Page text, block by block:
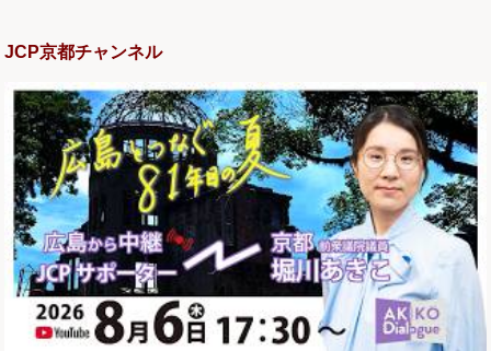
JCP京都チャンネル